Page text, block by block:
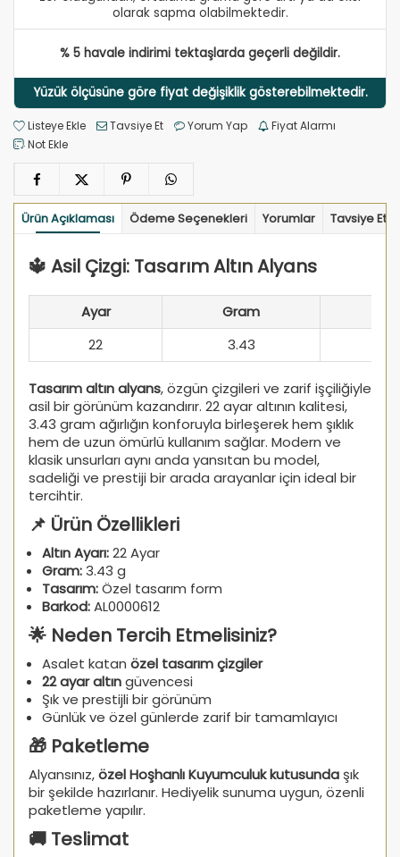
olarak sapma olabilmektedir.
% 5 havale indirimi tektaşlarda geçerli değildir.
Yüzük ölçüsüne göre fiyat değişiklik gösterebilmektedir.
Listeye Ekle Tavsiye Et Yorum Yap
Fiyat Alarmı
Not Ekle
Ürün Açıklaması Ödeme Seçenekleri Yorumlar Tavsiye Et
🔱 Asil Çizgi: Tasarım Altın Alyans
Ayar
Gram
22
3.43
Tasarım altın alyans, özgün çizgileri ve zarif işçiliğiyle
asil bir görünüm kazandırır. 22 ayar altının kalitesi,
3.43 gram ağırlığın konforuyla birleşerek hem şıklık
hem de uzun ömürlü kullanım sağlar. Modern ve
klasik unsurları aynı anda yansıtan bu model,
sadeliği ve prestiji bir arada arayanlar için ideal bir
tercihtir.
📌 Ürün Özellikleri
Altın Ayarı:22 Ayar
Gram:3.43 g
Tasarım:Özel tasarım form
Barkod:AL0000612
🌟 Neden Tercih Etmelisiniz?
Asalet katan özel tasarım çizgiler
22 ayar altıngüvencesi
Şık ve prestijli bir görünüm
Günlük ve özel günlerde zarif bir tamamlayıcı
🎁 Paketleme
Alyansınız,özel Hoşhanlı Kuyumculuk kutusunda şık
bir şekilde hazırlanır. Hediyelik sunuma uygun, özenli
paketleme yapılır.
🚚 Teslimat